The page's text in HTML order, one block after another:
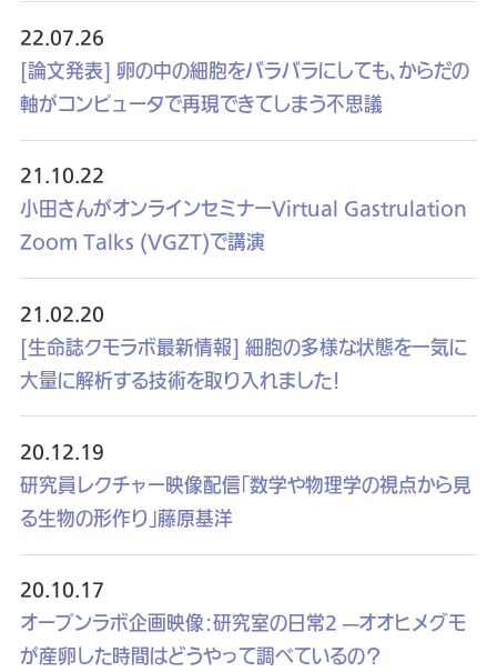
22.07.26
[論文発表] 卵の中の細胞をバラバラにしても、からだの
軸がコンピュータで再現できてしまう不思議
21.10.22
小田さんがオンラインセミナーVirtual Gastrulation
Zoom Talks (VGZT)で講演
21.02.20
[生命誌クモラボ最新情報] 細胞の多様な状態を一気に
大量に解析する技術を取り入れました！
20.12.19
研究員レクチャー映像配信「数学や物理学の視点から見
る生物の形作り」藤原基洋
20.10.17
オープンラボ企画映像：研究室の日常2 —オオヒメグモ
が産卵した時間はどうやって調べているの？